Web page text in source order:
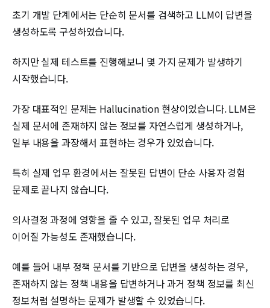
초기 개발 단계에서는 단순히 문서를 검색하고 LLM이 답변을
생성하도록 구성하였습니다.
하지만 실제 테스트를 진행해보니 몇 가지 문제가 발생하기
시작했습니다.
가장 대표적인 문제는 Hallucination 현상이었습니다. LLM은
실제 문서에 존재하지 않는 정보를 자연스럽게 생성하거나,
일부 내용을 과장해서 표현하는 경우가 있었습니다.
특히 실제 업무 환경에서는 잘못된 답변이 단순 사용자 경험
문제로 끝나지 않습니다.
의사결정 과정에 영향을 줄 수 있고, 잘못된 업무 처리로
이어질 가능성도 존재했습니다.
예를 들어 내부 정책 문서를 기반으로 답변을 생성하는 경우,
존재하지 않는 정책 내용을 답변하거나 과거 정책 정보를 최신
정보처럼 설명하는 문제가 발생할 수 있었습니다.